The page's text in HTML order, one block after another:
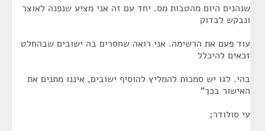
שנהנים היום מהטבות מס. יחד עם זה אני מציע שנפנה לאוצר
ונבקש לבדוק
עוד פעם את הרשימה. אני רואה שחסרים בה ישובים שבהחלט
זכאים להיכלל
בהי. לגו יש סמכות להמליץ להוסיף ישובים, איננו מתנים את
האישור בכך"
עי סולודר;